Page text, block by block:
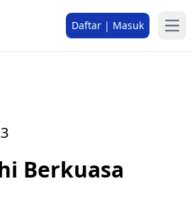
Daftar | Masuk
Berkuasa